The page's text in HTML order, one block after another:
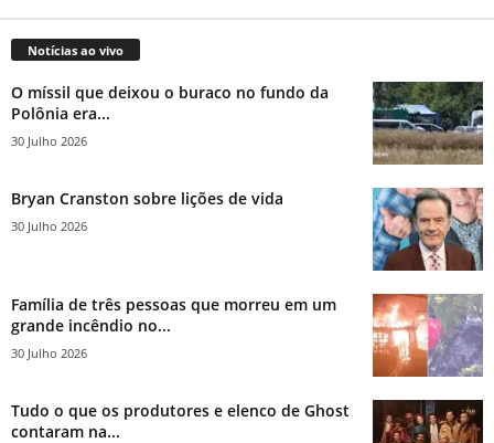
Notícias ao vivo
O míssil que deixou o buraco no fundo da
Polônia era...
30 Julho 2026
Bryan Cranston sobre lições de vida
30 Julho 2026
Família de três pessoas que morreu em um
grande incêndio no...
30 Julho 2026
Tudo o que os produtores e elenco de Ghost
contaram na...